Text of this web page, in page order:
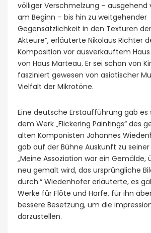
völliger Verschmelzung – ausgehend
am Beginn – bis hin zu weitgehender
Gegensätzlichkeit in den Texturen
Akteure“, erläuterte Nikolaus Richter
Komposition vor ausverkauftem
von Haus Marteau. Er sei schon von
fasziniert gewesen von asiatischer
Vielfalt der Mikrotöne.
Eine deutsche Erstaufführung gab
dem Werk „Flickering Paintings“ des
alten Komponisten Johannes
gab auf der Bühne Auskunft zu
„Meine Assoziation war ein Gemälde,
neu gemalt wird, das ursprüngliche
durch.“ Wiedenhofer erläuterte, es
Werke für Flöte und Harfe, für ihn
bessere Besetzung, um die
darzustellen.